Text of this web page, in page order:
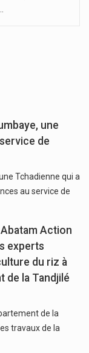
une
de
Tchadienne qui a
au service de
Action
experts
du riz à
de la Tandjilé
de la
travaux de la